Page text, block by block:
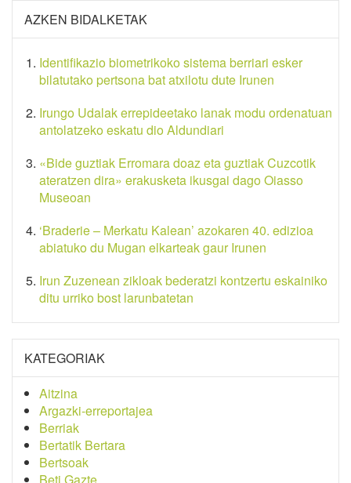
AZKEN BIDALKETAK
Identifikazio biometrikoko sistema berriari esker
bilatutako pertsona bat atxilotu dute Irunen
Irungo Udalak errepideetako lanak modu ordenatuan
antolatzeko eskatu dio Aldundiari
«Bide guztiak Erromara doaz eta guztiak Cuzcotik
ateratzen dira» erakusketa ikusgai dago Oiasso
Museoan
‘Braderie – Merkatu Kalean’ azokaren 40. edizioa
abiatuko du Mugan elkarteak gaur Irunen
Irun Zuzenean zikloak bederatzi kontzertu eskainiko
ditu urriko bost larunbatetan
KATEGORIAK
Aitzina
Argazki-erreportajea
Berriak
Bertatik Bertara
Bertsoak
Beti Gazte